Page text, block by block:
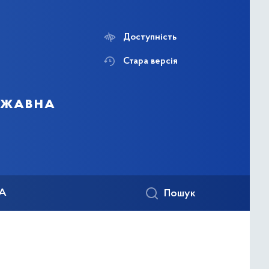
Доступність
Стара версія
Пошук